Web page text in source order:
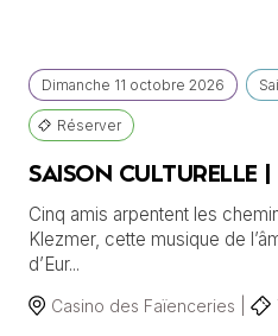
Dimanche 11 octobre 2026
Réserver
SAISON
Cinq amis arpentent les
Klezmer, cette musique de
d’Eur...
Casino des Faïenceries |